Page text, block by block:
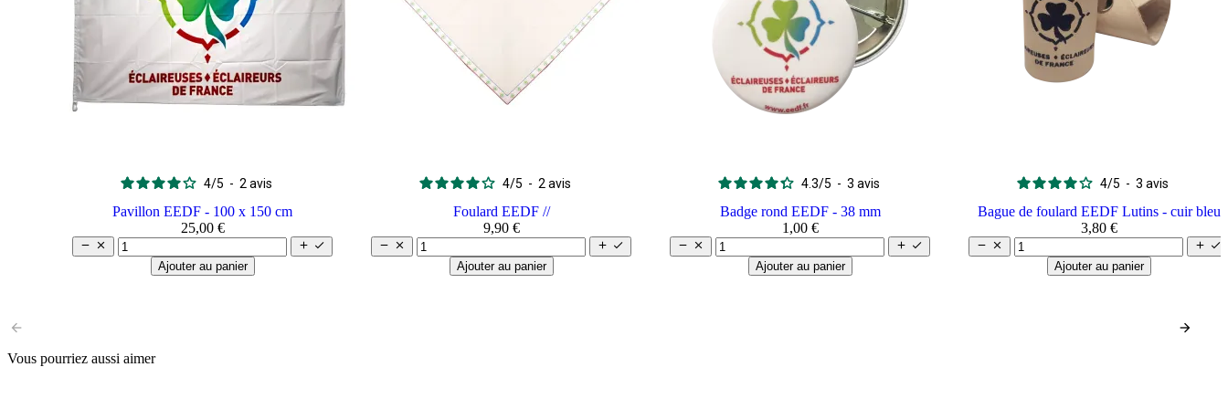
4/5 - 2avis
Pavillon EEDF - 100 x 150 cm
25,00 €
   
Ajouter au panier
4/5 - 2avis
Foulard EEDF //
9,90 €
   
Ajouter au panier
4.3/5 - 3 avis
Badge rond EEDF - 38 mm
1,00 €
   
Ajouter au panier
4/5 - 3 avis
Bague de foulard EEDF Lutins - cuir bleu
3,80 €
   
Ajouter au panier
arrow_back arrow_forward
Vous pourriez aussi aimer